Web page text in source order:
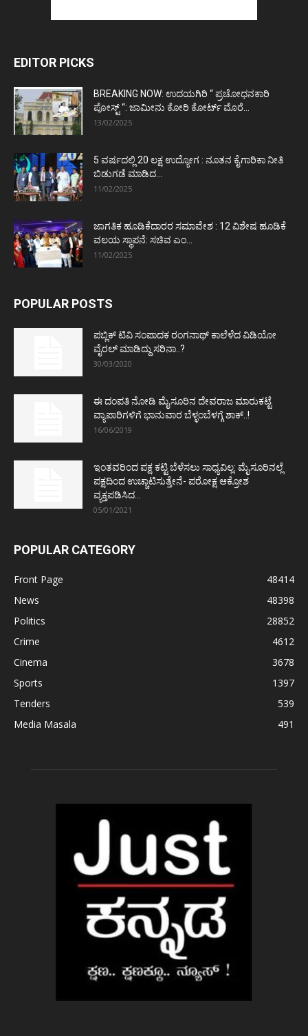
EDITOR PICKS
BREAKING NOW: ಉದಯಗಿರಿ “ ಪ್ರಚೋಧನಕಾರಿ
ಪೋಸ್ಟ್‌ “: ಜಾಮೀನು ಕೋರಿ ಕೋರ್ಟ್‌ ಮೊರೆ...
13/02/2025
5 ವರ್ಷದಲ್ಲಿ 20 ಲಕ್ಷ ಉದ್ಯೋಗ : ನೂತನ ಕೈಗಾರಿಕಾ ನೀತಿ
ಬಿಡುಗಡೆ ಮಾಡಿದ...
11/02/2025
ಜಾಗತಿಕ ಹೂಡಿಕೆದಾರರ ಸಮಾವೇಶ : 12 ವಿಶೇಷ ಹೂಡಿಕೆ
ವಲಯ ಸ್ಥಾಪನೆ: ಸಚಿವ ಎಂ...
11/02/2025
POPULAR POSTS
ಪಬ್ಲಿಕ್ ಟಿವಿ ಸಂಪಾದಕ ರಂಗನಾಥ್ ಕಾಲೆಳೆದ ವಿಡಿಯೋ
ವೈರಲ್ ಮಾಡಿದ್ದು ಸರಿನಾ..?
30/03/2020
ಈ ದಂಪತಿ ನೋಡಿ ಮೈಸೂರಿನ ದೇವರಾಜ ಮಾರುಕಟ್ಟೆ
ವ್ಯಾಪಾರಿಗಳಿಗೆ ಭಾನುವಾರ ಬೆಳ್ಳಂಬೆಳಗ್ಗೆ ಶಾಕ್..!
16/06/2019
ಇಂತವರಿಂದ ಪಕ್ಷ ಕಟ್ಟಿ ಬೆಳೆಸಲು ಸಾಧ್ಯವಿಲ್ಲ: ಮೈಸೂರಿನಲ್ಲೆ
ಪಕ್ಷದಿಂದ ಉಚ್ಚಾಟಿಸುತ್ತೇನೆ- ಪರೋಕ್ಷ ಆಕ್ರೋಶ
ವ್ಯಕ್ತಪಡಿಸಿದ...
05/01/2021
POPULAR CATEGORY
Front Page
48414
News
48398
Politics
28852
Crime
4612
Cinema
3678
Sports
1397
Tenders
539
Media Masala
491